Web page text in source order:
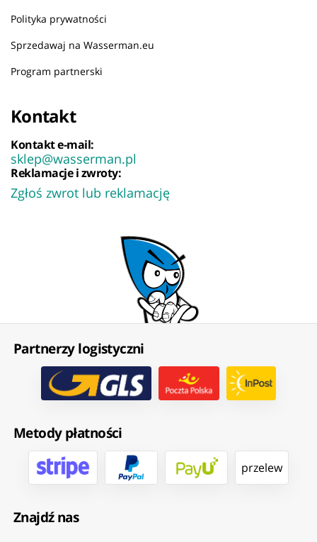
Polityka prywatności
Sprzedawaj na Wasserman.eu
Program partnerski
Kontakt
Kontakt e-mail:
sklep@wasserman.pl
Reklamacje i zwroty:
Zgłoś zwrot lub reklamację
Partnerzy logistyczni
Metody płatności
przelew
Znajdź nas